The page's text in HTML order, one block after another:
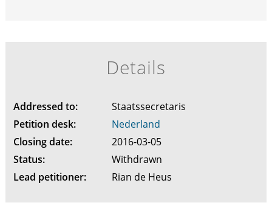
Details
Addressed to:
Staatssecretaris
Petition desk:
Nederland
Closing date:
2016-03-05
Status:
Withdrawn
Lead petitioner:
Rian de Heus